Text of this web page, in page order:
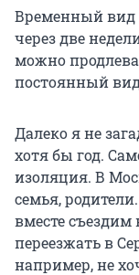
Временный вид
через две
можно
постоянный
Далеко я не
хотя бы год.
изоляция. В
семья,
вместе
переезжать в
например, не